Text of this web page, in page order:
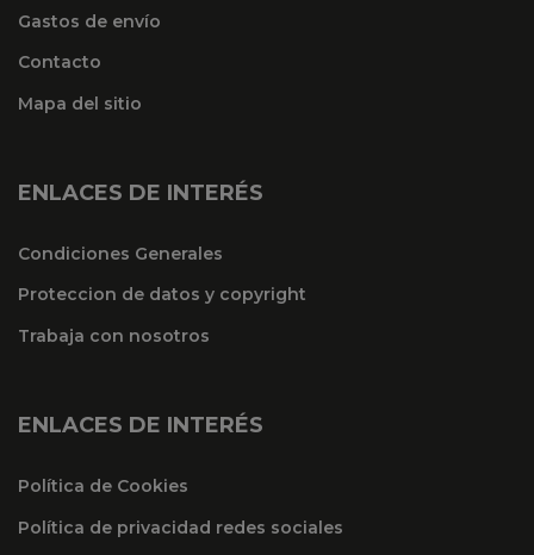
Gastos de envío
Contacto
Mapa del sitio
ENLACES DE INTERÉS
Condiciones Generales
Proteccion de datos y copyright
Trabaja con nosotros
ENLACES DE INTERÉS
Política de Cookies
Política de privacidad redes sociales